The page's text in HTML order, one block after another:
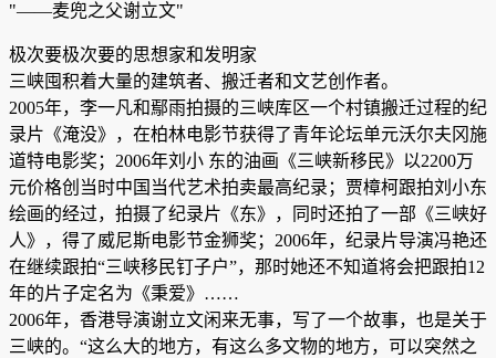
"——麦兜之父谢立文"
极次要极次要的思想家和发明家
三峡囤积着大量的建筑者、搬迁者和文艺创作者。
2005年，李一凡和鄢雨拍摄的三峡库区一个村镇搬迁过程的纪
录片《淹没》，在柏林电影节获得了青年论坛单元沃尔夫冈施
道特电影奖；2006年刘小 东的油画《三峡新移民》以2200万
元价格创当时中国当代艺术拍卖最高纪录；贾樟柯跟拍刘小东
绘画的经过，拍摄了纪录片《东》，同时还拍了一部《三峡好
人》，得了威尼斯电影节金狮奖；2006年，纪录片导演冯艳还
在继续跟拍“三峡移民钉子户”，那时她还不知道将会把跟拍12
年的片子定名为《秉爱》……
2006年，香港导演谢立文闲来无事，写了一个故事，也是关于
三峡的。“这么大的地方，有这么多文物的地方，可以突然之